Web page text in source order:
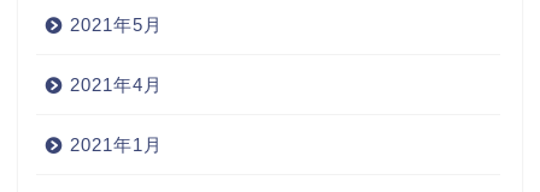
2021年5月
2021年4月
2021年1月